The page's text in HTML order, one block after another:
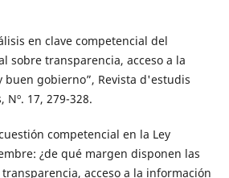
en clave competencial del
sobre transparencia, acceso a la
gobierno”, Revista d'estudis
17, 279-328.
competencial en la Ley
¿de qué margen disponen las
acceso a la información